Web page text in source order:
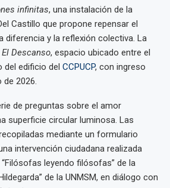
infinitas, una instalación de la
Castillo que propone repensar el
diferencia y la reflexión colectiva. La
El Descanso, espacio ubicado entre el
del edificio del CCPUCP, con ingreso
de 2026.
de preguntas sobre el amor
superficie circular luminosa. Las
mediante un formulario
intervención ciudadana realizada
leyendo filósofas” de la
de la UNMSM, en diálogo con